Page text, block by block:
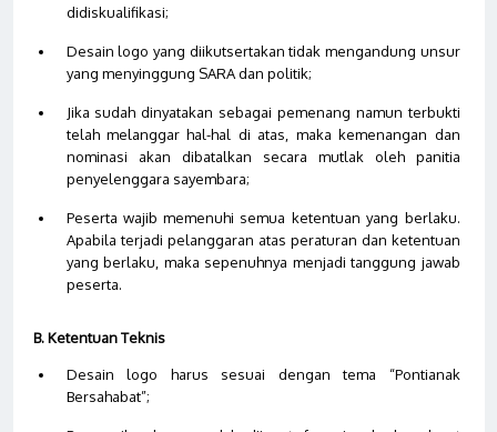
didiskualifikasi;
Desain logo yang diikutsertakan tidak mengandung unsur
yang menyinggung SARA dan politik;
Jika sudah dinyatakan sebagai pemenang namun terbukti
telah melanggar hal-hal di atas, maka kemenangan dan
nominasi akan dibatalkan secara mutlak oleh panitia
penyelenggara sayembara;
Peserta wajib memenuhi semua ketentuan yang berlaku.
Apabila terjadi pelanggaran atas peraturan dan ketentuan
yang berlaku, maka sepenuhnya menjadi tanggung jawab
peserta.
B. Ketentuan Teknis
Desain logo harus sesuai dengan tema “Pontianak
Bersahabat”;